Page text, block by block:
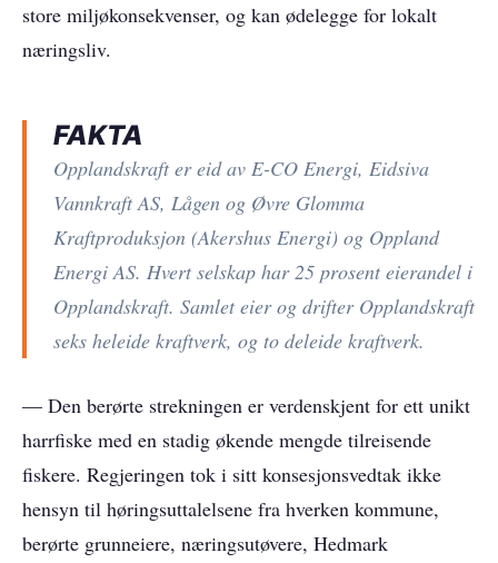
store miljøkonsekvenser, og kan ødelegge for lokalt
næringsliv.
FAKTA
Opplandskraft er eid av E-CO Energi, Eidsiva
Vannkraft AS, Lågen og Øvre Glomma
Kraftproduksjon (Akershus Energi) og Oppland
Energi AS. Hvert selskap har 25 prosent eierandel i
Opplandskraft. Samlet eier og drifter Opplandskraft
seks heleide kraftverk, og to deleide kraftverk.
— Den berørte strekningen er verdenskjent for ett unikt
harrfiske med en stadig økende mengde tilreisende
fiskere. Regjeringen tok i sitt konsesjonsvedtak ikke
hensyn til høringsuttalelsene fra hverken kommune,
berørte grunneiere, næringsutøvere, Hedmark